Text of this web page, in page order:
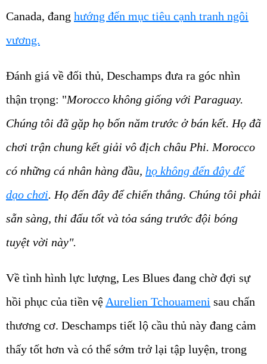
Canada, đang hướng đến mục tiêu cạnh tranh ngôi
vương.
Đánh giá về đối thủ, Deschamps đưa ra góc nhìn
thận trọng: "Morocco không giống với Paraguay.
Chúng tôi đã gặp họ bốn năm trước ở bán kết. Họ đã
chơi trận chung kết giải vô địch châu Phi. Morocco
có những cá nhân hàng đầu, họ không đến đây để
dạo chơi. Họ đến đây để chiến thắng. Chúng tôi phải
sẵn sàng, thi đấu tốt và tỏa sáng trước đội bóng
tuyệt vời này".
Về tình hình lực lượng, Les Blues đang chờ đợi sự
hồi phục của tiền vệ Aurelien Tchouameni sau chấn
thương cơ. Deschamps tiết lộ cầu thủ này đang cảm
thấy tốt hơn và có thể sớm trở lại tập luyện, trong